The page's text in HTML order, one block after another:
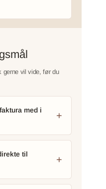
gerne vil vide, før du
med i
til